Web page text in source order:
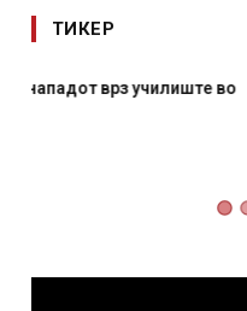
ТИКЕР
СОЗИС: Украинците